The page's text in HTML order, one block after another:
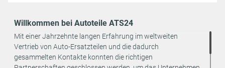
Willkommen bei Autoteile ATS24
Mit einer Jahrzehnte langen Erfahrung im weltweiten
Vertrieb von Auto-Ersatzteilen und die dadurch
gesammelten Kontakte konnten die richtigen